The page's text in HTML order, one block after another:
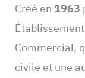
Créé en 1963
Commercial,
civile et une